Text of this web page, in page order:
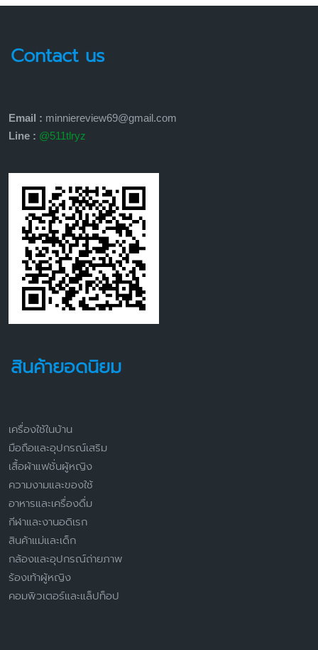
Contact us
Email : minniereview69@gmail.com
Line : @511tlryz
สินค้ายอดนิยม
เครื่องใช้ในบ้าน
มือถือและอุปกรณ์เสริม
เสื้อผ้าแฟชั่นผู้หญิง
ความงามและของใช้
อาหารและเครื่องดื่ม
กีฬาและงานอดิเรก
สินค้าแม่และเด็ก
กล้องและอุปกรณ์ถ่ายภาพ
ร้องเท้าผู้หญิง
คอมพิวเตอร์และแล็ปท็อป